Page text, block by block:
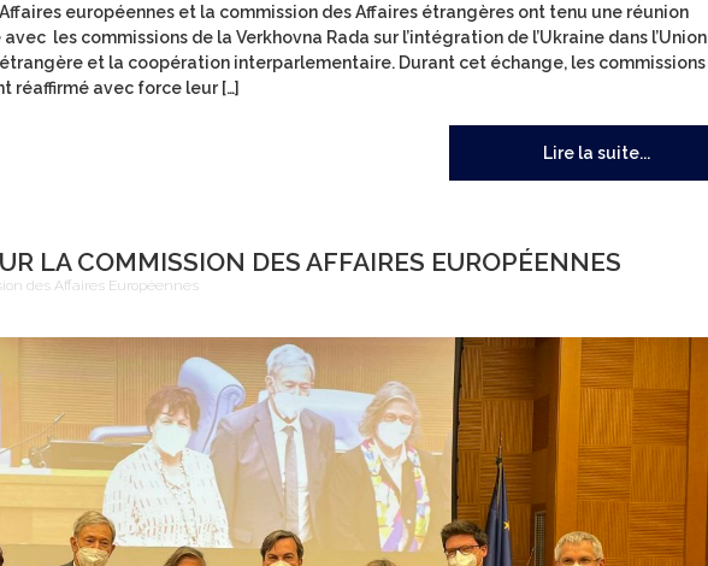
européennes et la commission des Affaires étrangères ont tenu une réunion
les commissions de la Verkhovna Rada sur l’intégration de l’Ukraine dans l’Union
et la coopération interparlementaire. Durant cet échange, les commissions
réaffirmé avec force leur […]
Lire la suite...
LA COMMISSION DES AFFAIRES EUROPÉENNES
des Affaires Européennes